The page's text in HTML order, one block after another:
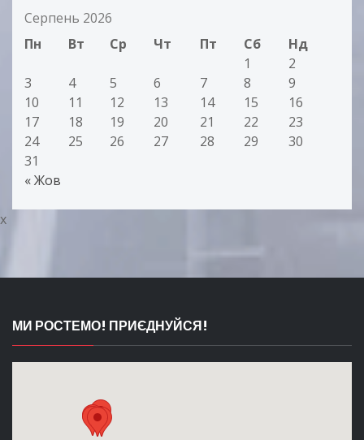
Серпень 2026
Пн
Вт Ср Чт Пт Сб Нд
« Жов
1
2
3
4 5 6 7 8
9
10
11 12 13 14 15
16
17
18 19 20 21 22
23
24
25 26 27 28 29
30
31
x
МИ РОСТЕМО! ПРИЄДНУЙСЯ!